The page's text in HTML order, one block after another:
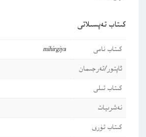
كىتاب تەپسىلاتى
كىتاب نامى
mihirgiya
ئاپتور/تەرجىمان
كىتاب تىلى
نەشرىيات
كىتاب تۈرى